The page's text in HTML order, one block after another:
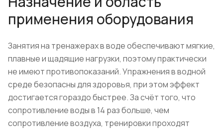
применения оборудования
Занятия на тренажерах в воде обеспечивают мягкие,
плавные и щадящие нагрузки, поэтому практически
не имеют противопоказаний. Упражнения в водной
среде безопасны для здоровья, при этом эффект
достигается гораздо быстрее. За счёт того, что
сопротивление воды в 14 раз больше, чем
сопротивление воздуха, тренировки проходят